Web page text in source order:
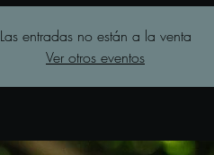
Las entradas no están a la venta
Ver otros eventos